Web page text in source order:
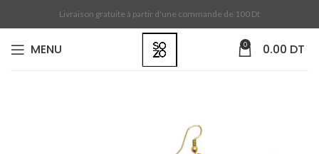
Livraison gratuite à partir d'une commande de 100 Dt
MENU 0 0.00 DT